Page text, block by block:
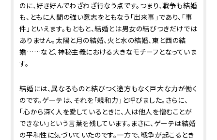
のに、好き好んでわざわざ行なう点です。つまり、戦争も結婚
も、ともに人間の強い意志をともなう「出来事」であり、「事
件」といえます。もともと、結婚とは男女の結びつきだけでは
ありません。太陽と月の結婚、火と水の結婚、東と西の結
婚……など、神秘主義における大きなモチーフとなっていま
す。
結婚には、異なるものと結びつく途方もなく巨大な力が働く
のです。ゲーテは、それを「親和力」と呼びました。さらに、
｢心から深く人を愛しているときに、人は他人を憎むことが
できない｣という言葉を残しています。まさに、ゲーテは結婚
の平和性に気づいていたのです。一方で、戦争が起こるとき